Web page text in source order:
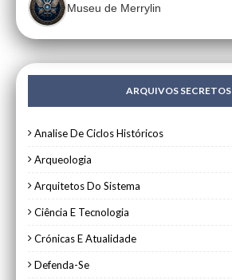
Museu de Merrylin
ARQUIVOS SECRETOS
Analise De Ciclos Históricos
Arqueologia
Arquitetos Do Sistema
Ciência E Tecnologia
Crónicas E Atualidade
Defenda-Se